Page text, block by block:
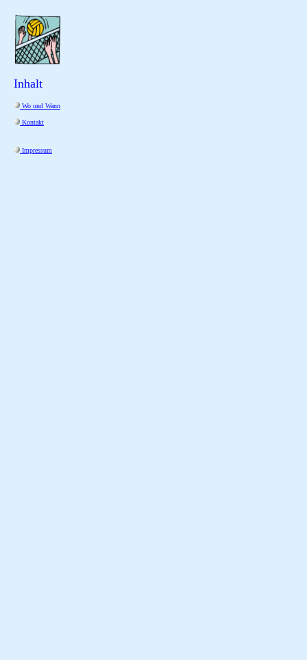
Inhalt
Wo und Wann
Kontakt
Impressum